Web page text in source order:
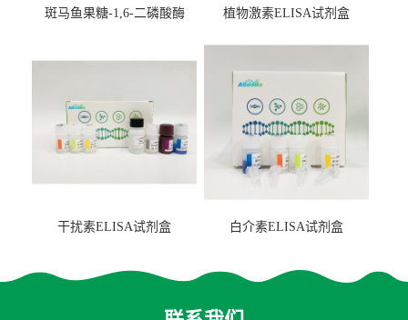
斑马鱼果糖-1,6-二磷酸酶
盒
植物激素ELISA试剂盒
干扰素ELISA试剂盒 白介素ELISA试剂盒